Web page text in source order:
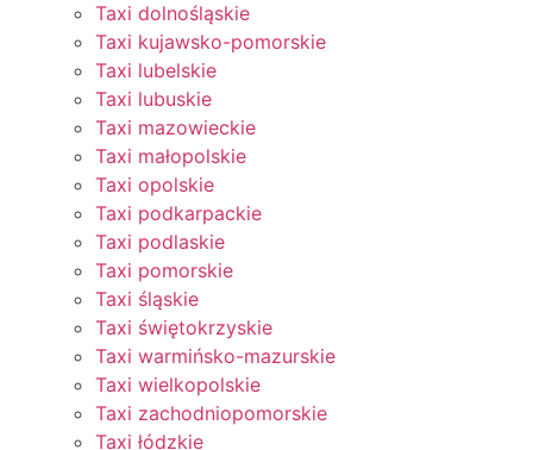
Taxi dolnośląskie
Taxi kujawsko-pomorskie
Taxi lubelskie
Taxi lubuskie
Taxi mazowieckie
Taxi małopolskie
Taxi opolskie
Taxi podkarpackie
Taxi podlaskie
Taxi pomorskie
Taxi śląskie
Taxi świętokrzyskie
Taxi warmińsko-mazurskie
Taxi wielkopolskie
Taxi zachodniopomorskie
Taxi łódzkie